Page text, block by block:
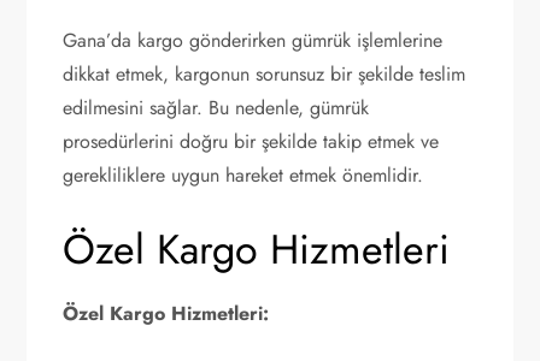
Gana’da kargo gönderirken gümrük işlemlerine
dikkat etmek, kargonun sorunsuz bir şekilde teslim
edilmesini sağlar. Bu nedenle, gümrük
prosedürlerini doğru bir şekilde takip etmek ve
gerekliliklere uygun hareket etmek önemlidir.
Özel Kargo Hizmetleri
Özel Kargo Hizmetleri: